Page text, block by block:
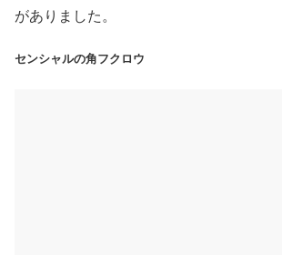
がありました。
センシャルの角フクロウ